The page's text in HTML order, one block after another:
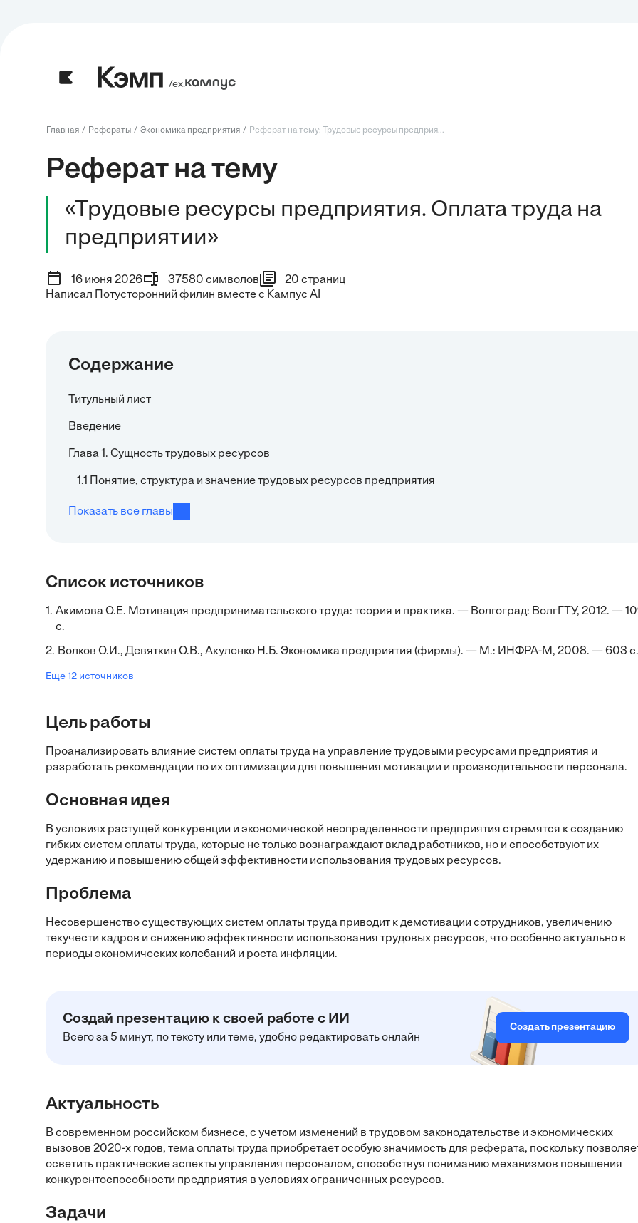
/ех.
Главная Рефераты Экономика предприятия Реферат на тему: Трудовые ресурсы предприя...
Реферат на тему
«Трудовые ресурсы предприятия. Оплата труда на
предприятии»
16 июня 2026 37580 символов
20 страниц
Написал Потусторонний филин вместе с Кампус AI
Содержание
Титульный лист
Введение
Глава 1. Сущность трудовых ресурсов
1.1 Понятие, структура и значение трудовых ресурсов предприятия
Показать все главы
Список источников
1. Акимова О.Е. Мотивация предпринимательского труда: теория и практика. — Волгоград: ВолгГТУ, 2012. —
с.
2. Волков О.И., Девяткин О.В., Акуленко Н.Б. Экономика предприятия (фирмы). — М.: ИНФРА-М, 2008. — 603 с.
Еще 12 источников
Цель работы
Проанализировать влияние систем оплаты труда на управление трудовыми ресурсами предприятия и
разработать рекомендации по их оптимизации для повышения мотивации и производительности персонала.
Основная идея
В условиях растущей конкуренции и экономической неопределенности предприятия стремятся к созданию
гибких систем оплаты труда, которые не только вознаграждают вклад работников, но и способствуют их
удержанию и повышению общей эффективности использования трудовых ресурсов.
Проблема
Несовершенство существующих систем оплаты труда приводит к демотивации сотрудников, увеличению
текучести кадров и снижению эффективности использования трудовых ресурсов, что особенно актуально в
периоды экономических колебаний и роста инфляции.
Создай презентацию к своей работе с ИИ
Всего за 5 минут, по тексту или теме, удобно редактировать онлайн
Создать презентацию
Актуальность
В современном российском бизнесе, с учетом изменений в трудовом законодательстве и экономических
вызовов 2020-х годов, тема оплаты труда приобретает особую значимость для реферата, поскольку
осветить практические аспекты управления персоналом, способствуя пониманию механизмов повышения
конкурентоспособности предприятия в условиях ограниченных ресурсов.
Задачи